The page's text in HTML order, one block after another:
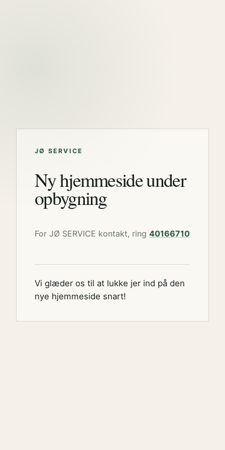
JØ SERVICE
Ny hjemmeside under
opbygning
For JØ SERVICE kontakt, ring 40166710
Vi glæder os til at lukke jer ind på den
nye hjemmeside snart!